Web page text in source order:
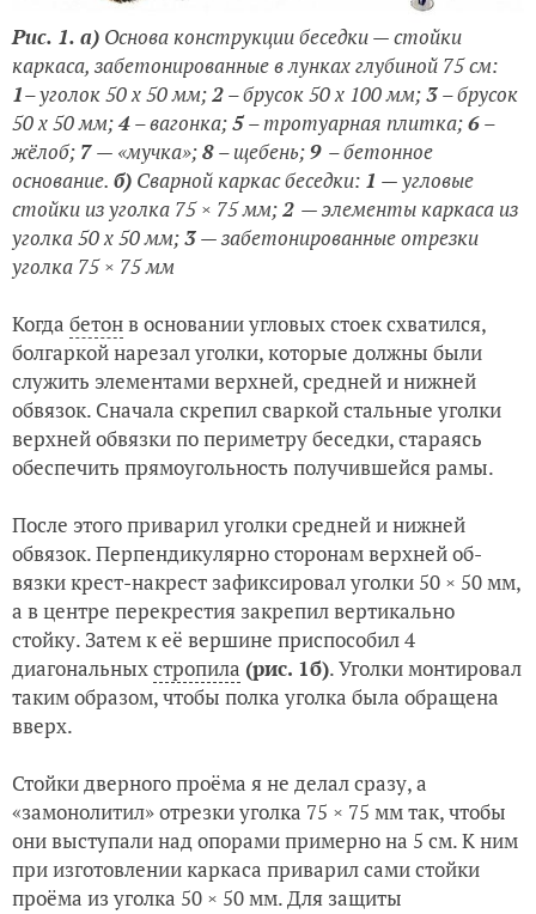
Рис. 1. а) Основа конструкции беседки — стойки
каркаса, забетонированные в лунках глубиной 75 см:
1– уголок 50 x 50 мм;2– брусок 50 х 100 мм;3– брусок
50 х 50 мм;4– вагонка;5– тротуарная плитка;6–
жёлоб; 7— «мучка»;8– щебень;9 – бетонное
основание. б) Сварной каркас беседки: 1 — угловые
стойки из уголка 75 × 75 мм;2 — элементы каркаса из
уголка 50 x 50 мм;3— забетонированные отрезки
уголка 75 × 75 мм
Когда бетонв основании угловых стоек схватился,
болгаркой нарезал уголки, которые должны были
служить элементами верхней, средней и нижней
обвязок. Сначала скрепил сваркой стальные уголки
верхней обвязки по периметру беседки, стараясь
обеспечить прямоугольность получившейся рамы.
После этого приварил уголки средней и нижней
обвязок. Перпендикулярно сторонам верхней об-
вязки крест-накрест зафиксировал уголки 50 × 50 мм,
а в центре перекрестия закрепил вертикально
стойку. Затем к её вершине приспособил 4
диагональныхстропила (рис. 1б). Уголки монтировал
таким образом, чтобы полка уголка была обращена
вверх.
Стойки дверного проёма я не делал сразу, а
«замонолитил» отрезки уголка 75 × 75 мм так, чтобы
они выступали над опорами примерно на 5 см. К ним
при изготовлении каркаса приварил сами стойки
проёма из уголка 50 × 50 мм. Для защиты